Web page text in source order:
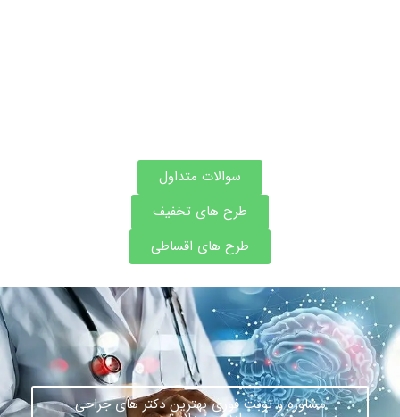
سوالات متداول
طرح های تخفیف
طرح های اقساطی
مشاوره و نوبت فوری بهترین دکتر های جراحی